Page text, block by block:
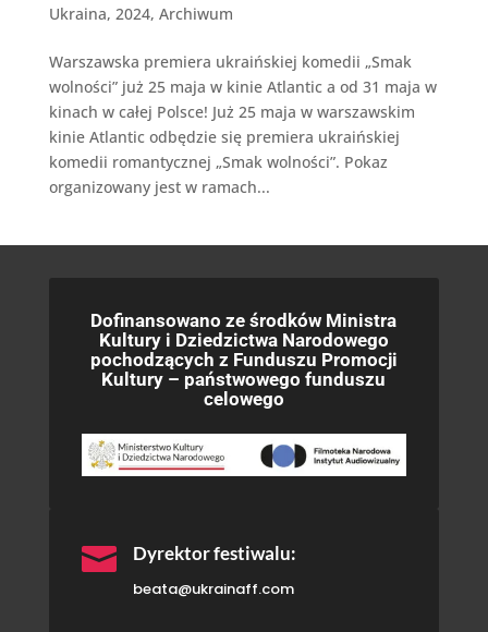
Ukraina, 2024, Archiwum
Warszawska premiera ukraińskiej komedii „Smak
wolności” już 25 maja w kinie Atlantic a od 31 maja w
kinach w całej Polsce! Już 25 maja w warszawskim
kinie Atlantic odbędzie się premiera ukraińskiej
komedii romantycznej „Smak wolności”. Pokaz
organizowany jest w ramach...
Dofinansowano ze środków Ministra
Kultury i Dziedzictwa Narodowego
pochodzących z Funduszu Promocji
Kultury – państwowego funduszu
celowego
 Dyrektor festiwalu:
beata@ukrainaff.com